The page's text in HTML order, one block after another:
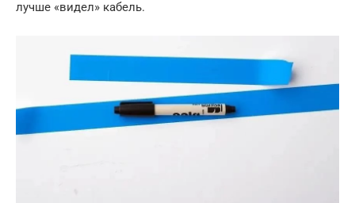
лучше «видел» кабель.